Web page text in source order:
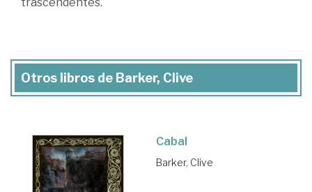
Otros libros de Barker, Clive
Cabal
Barker, Clive